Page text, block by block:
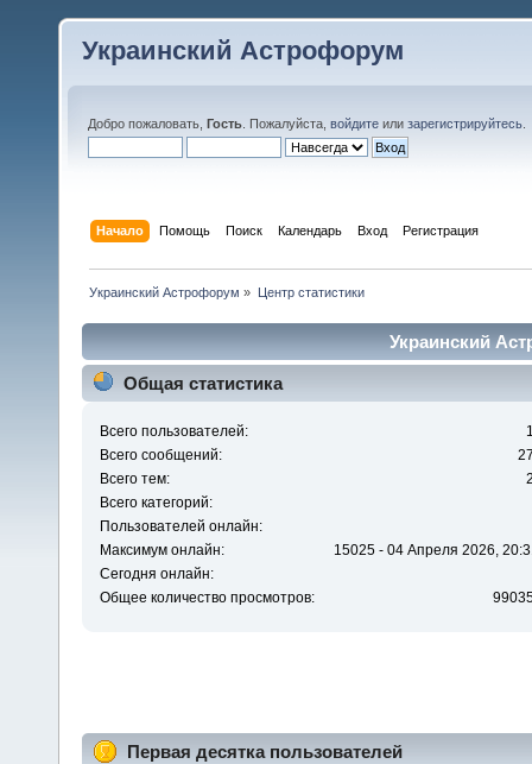
Украинский Астрофорум
Добро пожаловать, Гость . Пожалуйста, войдите или зарегистрируйтесь
Начало Помощь Поиск Календарь Вход Регистрация
Украинский Астрофорум » Центр статистики
Украинский
Общая статистика
Всего пользователей:
Всего сообщений:
Всего тем:
Всего категорий:
Пользователей онлайн:
Максимум онлайн:
15025 - 04 Апреля 2026,
Сегодня онлайн:
Общее количество просмотров:
Первая десятка пользователей